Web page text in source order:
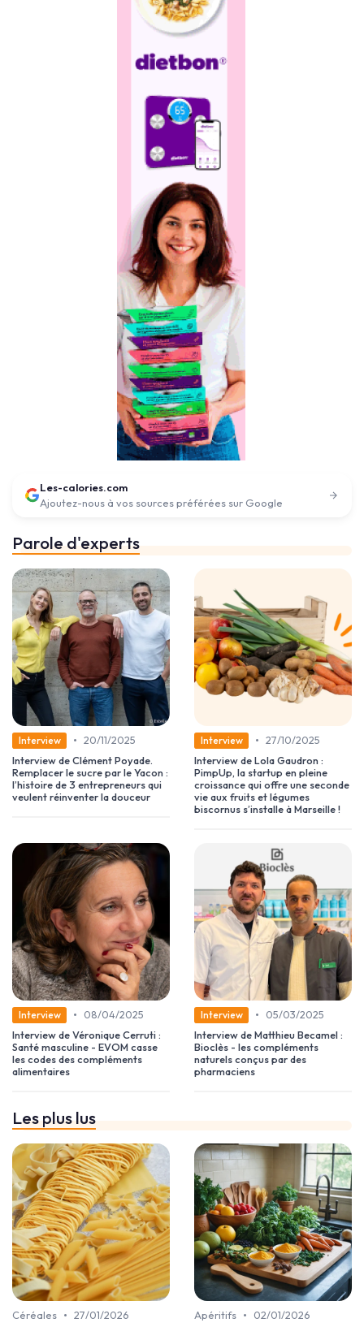
Les-calories.com
Ajoutez-nous à vos sources préférées sur Google
Parole d'experts
Interview • 20/11/2025
Interview de Clément Poyade.
Remplacer le sucre par le Yacon :
l’histoire de 3 entrepreneurs qui
veulent réinventer la douceur
Interview • 27/10/2025
Interview de Lola Gaudron :
PimpUp, la startup en pleine
croissance qui offre une seconde
vie aux fruits et légumes
biscornus s’installe à Marseille !
Interview •
08/04/2025
Interview de Véronique Cerruti :
Santé masculine - EVOM casse
les codes des compléments
alimentaires
Interview •
05/03/2025
Interview de Matthieu Becamel :
Bioclès - les compléments
naturels conçus par des
pharmaciens
Les plus lus
Céréales • 27/01/2026 Apéritifs • 02/01/2026